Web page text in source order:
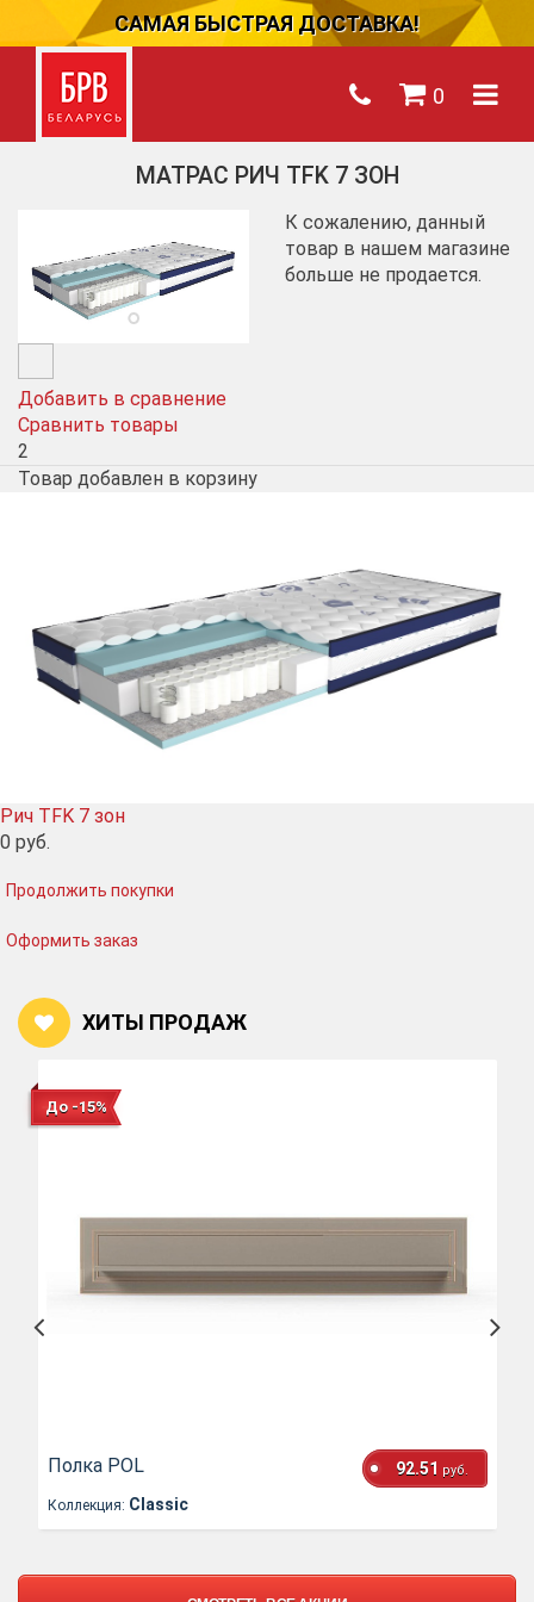
САМАЯ БЫСТРАЯ ДОСТАВКА!
0
МАТРАС РИЧ TFK 7 ЗОН
Добавить в сравнение
Сравнить товары
2
К сожалению, данный
товар в нашем магазине
больше не продается.
Товар добавлен в корзину
Рич TFK 7 зон
0 руб.
Продолжить покупки
Оформить заказ
ХИТЫ ПРОДАЖ
До -15%
Полка POL 92.51 руб.
Коллекция: Classic